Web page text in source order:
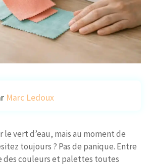
Marc Ledoux
le vert d’eau, mais au moment de
toujours ? Pas de panique. Entre
des couleurs et palettes toutes